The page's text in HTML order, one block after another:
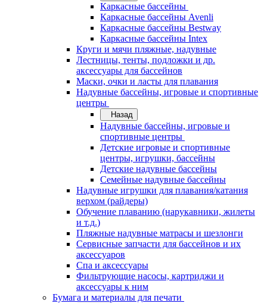
Каркасные бассейны
Каркасные бассейны Avenli
Каркасные бассейны Bestway
Каркасные бассейны Intex
Круги и мячи пляжные, надувные
Лестницы, тенты, подложки и др.
аксессуары для бассейнов
Маски, очки и ласты для плавания
Надувные бассейны, игровые и спортивные
центры
Назад
Надувные бассейны, игровые и
спортивные центры
Детские игровые и спортивные
центры, игрушки, бассейны
Детские надувные бассейны
Семейные надувные бассейны
Надувные игрушки для плавания/катания
верхом (райдеры)
Обучение плаванию (нарукавники, жилеты
и т.д.)
Пляжные надувные матрасы и шезлонги
Сервисные запчасти для бассейнов и их
аксессуаров
Спа и аксессуары
Фильтрующие насосы, картриджи и
аксессуары к ним
Бумага и материалы для печати